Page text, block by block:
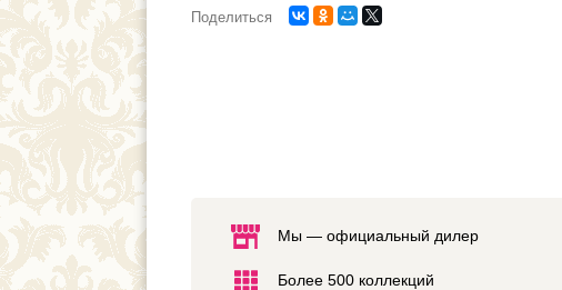
Поделиться
Мы — официальный дилер
Более 500 коллекций